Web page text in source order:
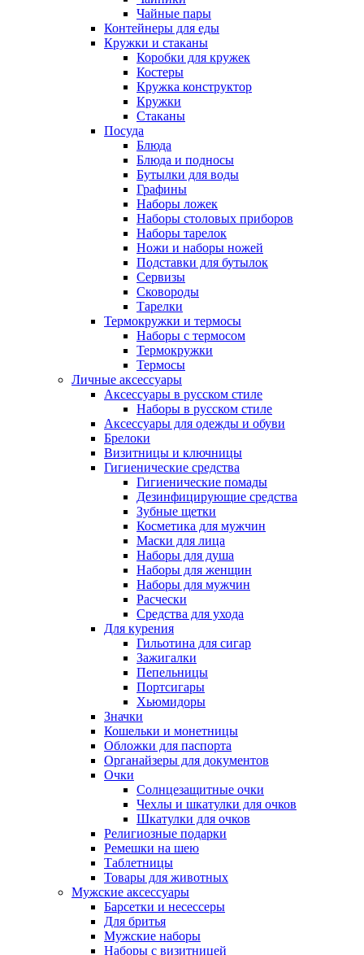
Чайные пары
Контейнеры для еды
Кружки и стаканы
Коробки для кружек
Костеры
Кружка конструктор
Кружки
Стаканы
Посуда
Блюда
Блюда и подносы
Бутылки для воды
Графины
Наборы ложек
Наборы столовых приборов
Наборы тарелок
Ножи и наборы ножей
Подставки для бутылок
Сервизы
Сковороды
Тарелки
Термокружки и термосы
Наборы с термосом
Термокружки
Термосы
Личные аксессуары
Аксессуары в русском стиле
Наборы в русском стиле
Аксессуары для одежды и обуви
Брелоки
Визитницы и ключницы
Гигиенические средства
Гигиенические помады
Дезинфицирующие средства
Зубные щетки
Косметика для мужчин
Маски для лица
Наборы для душа
Наборы для женщин
Наборы для мужчин
Расчески
Средства для ухода
Для курения
Гильотина для сигар
Зажигалки
Пепельницы
Портсигары
Хьюмидоры
Значки
Кошельки и монетницы
Обложки для паспорта
Органайзеры для документов
Очки
Солнцезащитные очки
Чехлы и шкатулки для очков
Шкатулки для очков
Религиозные подарки
Ремешки на шею
Таблетницы
Товары для животных
Мужские аксессуары
Барсетки и несессеры
Для бритья
Мужские наборы
Наборы с визитницей